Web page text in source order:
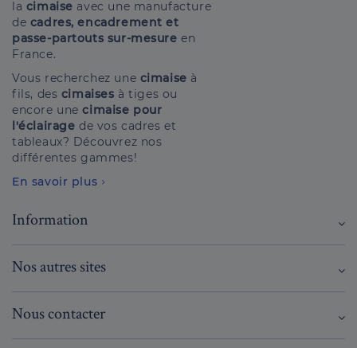
la cimaise avec une manufacture
de cadres, encadrement et
passe-partouts sur-mesure en
France.
Vous recherchez une cimaise à
fils, des cimaises à tiges ou
encore unecimaise pour
l'éclairage de vos cadres et
tableaux? Découvrez nos
différentes gammes!
En savoir plus
Information
Nos autres sites
Nous contacter